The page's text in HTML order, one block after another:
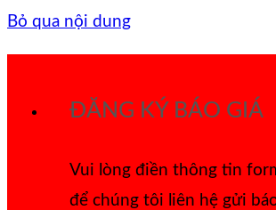
Bỏ qua nội dung
ĐĂNG KÝ BÁO GIÁ
Vui lòng điền thông tin
để chúng tôi liên hệ gửi